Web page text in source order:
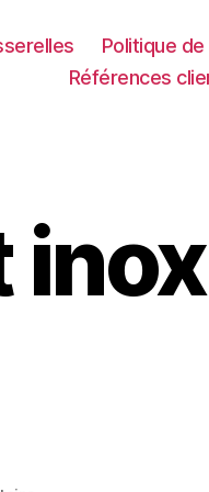
Politique
Références
inox